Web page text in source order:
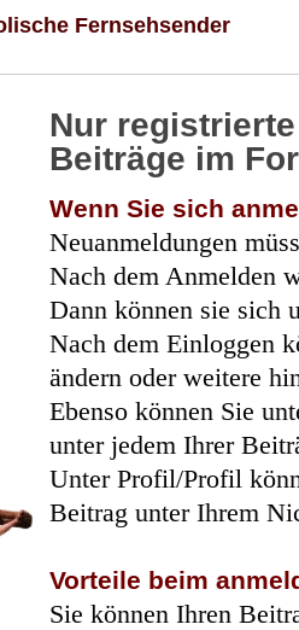
Fernsehsender
Nur
Beiträge im
Wenn Sie sich
Neuanmeldungen
Nach dem Anmelden
Dann können sie sich
Nach dem Einloggen
ändern oder weitere
Ebenso können Sie
unter jedem Ihrer
Unter Profil/Profil
Beitrag unter Ihrem
Vorteile beim
Sie können Ihren